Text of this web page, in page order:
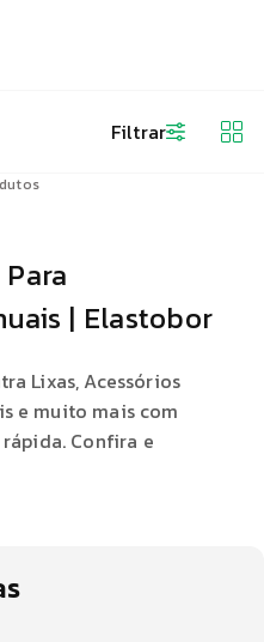
Filtrar
| Elastobor
Lixas, Acessórios
e muito mais com
Confira e